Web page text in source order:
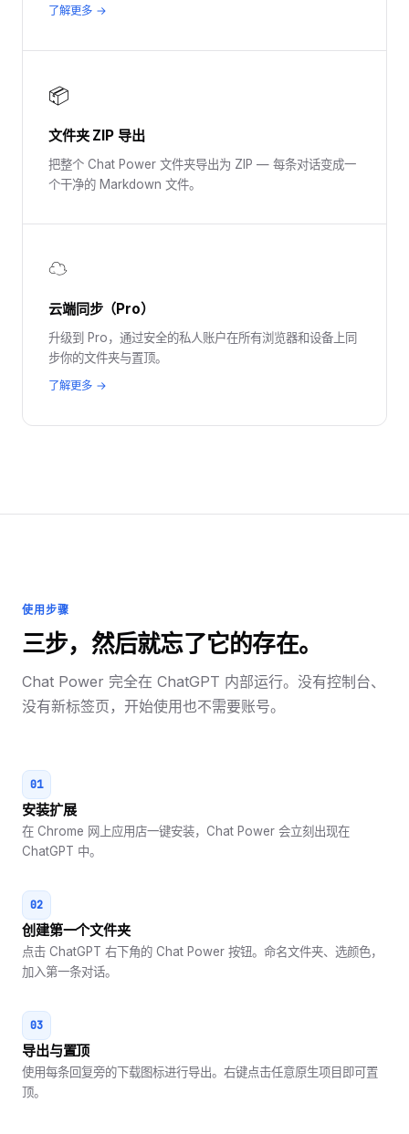
了解更多 →
📦
文件夹 ZIP 导出
把整个 Chat Power 文件夹导出为 ZIP — 每条对话变成一
个干净的 Markdown 文件。
☁
云端同步（Pro）
升级到 Pro，通过安全的私人账户在所有浏览器和设备上同
步你的文件夹与置顶。
了解更多 →
使用步骤
三步，然后就忘了它的存在。
Chat Power 完全在 ChatGPT 内部运行。没有控制台、
没有新标签页，开始使用也不需要账号。
01
安装扩展
在 Chrome 网上应用店一键安装，Chat Power 会立刻出现在
ChatGPT 中。
02
创建第一个文件夹
点击 ChatGPT 右下角的 Chat Power 按钮。命名文件夹、选颜色，
加入第一条对话。
03
导出与置顶
使用每条回复旁的下载图标进行导出。右键点击任意原生项目即可置
顶。